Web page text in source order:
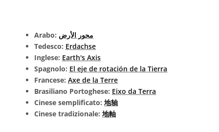
Arabo: محور الأرض
Tedesco: Erdachse
Inglese: Earth's Axis
Spagnolo: El eje de rotación de la Tierra
Francese: Axe de la Terre
Brasiliano Portoghese: Eixo da Terra
Cinese semplificato: 地轴
Cinese tradizionale: 地軸